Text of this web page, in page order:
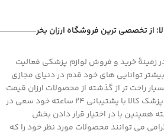
از تخصصی ترین فروشگاه ارزان بخر
زمینۀ خرید و فروش لوازم پزشکی فعالیت
توانایی های خود قدم در دنیای مجازی
راحت تر از گذشته از محصولات ارزان قیمت
و با کیفیت ما بهره مند گردند.پزشک کالا با پشتیبانی 24 ساعته خود سعی در
همپنین با در اختیار قرار دادن بخش
می توانند محصولات مورد نظر خود را که